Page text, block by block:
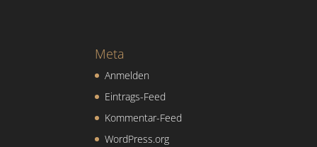
Meta
Anmelden
Eintrags-Feed
Kommentar-Feed
WordPress.org